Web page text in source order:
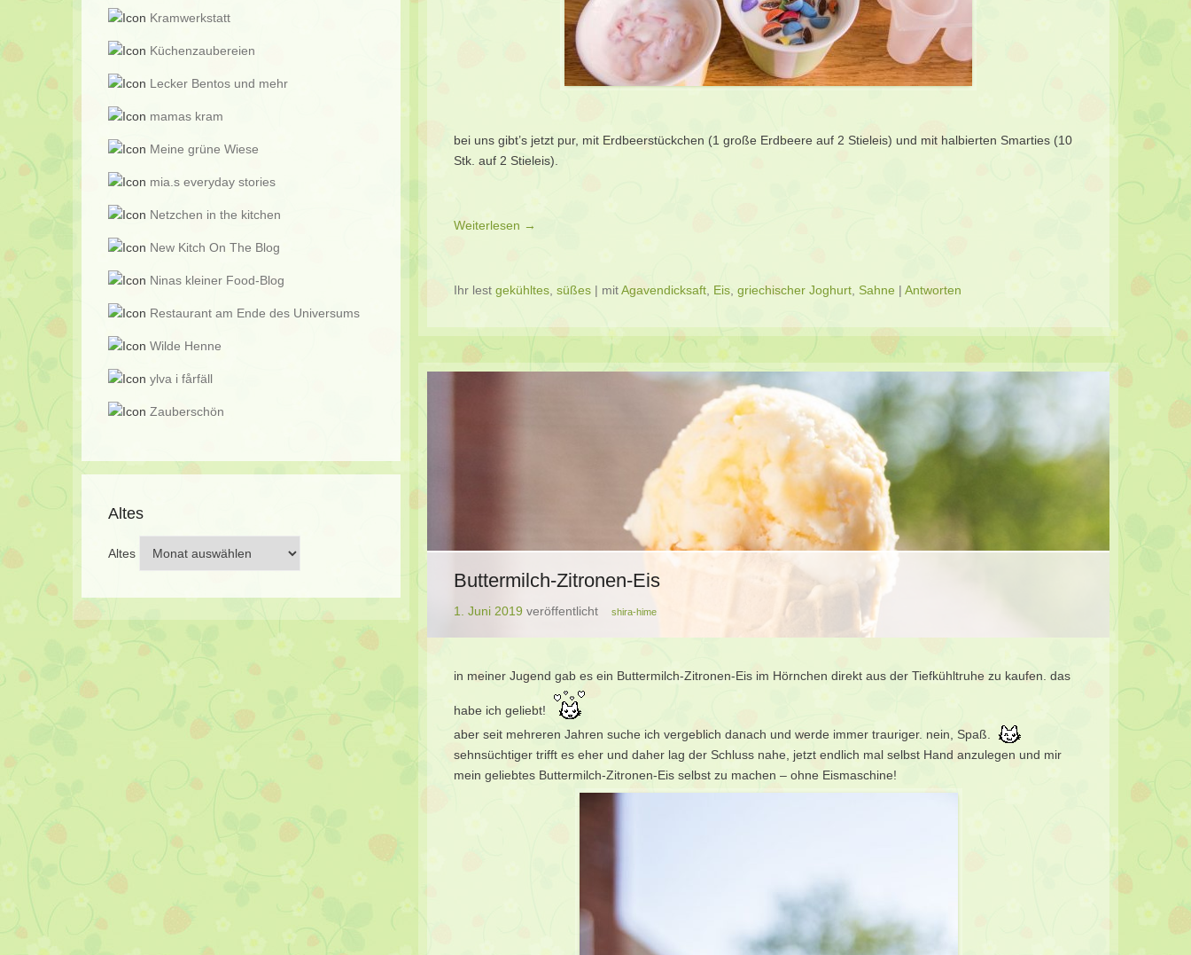
bei uns gibt’s jetzt pur, mit Erdbeerstückchen (1 große Erdbeere auf 2 Stieleis) und mit halbierten Smarties (10
Stk. auf 2 Stieleis).
Weiterlesen →
Ihr lest gekühltes süßes | mitAgavendicksaft Eis griechischer Joghurt Sahne | Antworten
Buttermilch-Zitronen-Eis
1. Juni 2019 veröffentlicht shira-hime
in meiner Jugend gab es ein Buttermilch-Zitronen-Eis im Hörnchen direkt aus der Tiefkühltruhe zu kaufen. das
habe ich geliebt!
aber seit mehreren Jahren suche ich vergeblich danach und werde immer trauriger. nein, Spaß.
sehnsüchtiger trifft es eher und daher lag der Schluss nahe, jetzt endlich mal selbst Hand anzulegen und mir
mein geliebtes Buttermilch-Zitronen-Eis selbst zu machen – ohne Eismaschine!
Kramwerkstatt
Küchenzaubereien
Lecker Bentos und mehr
mamas kram
Meine grüne Wiese
mia.s everyday stories
Netzchen in the kitchen
New Kitch On The Blog
Ninas kleiner Food-Blog
Restaurant am Ende des Universums
Wilde Henne
ylva i fårfäll
Zauberschön
Altes
Altes